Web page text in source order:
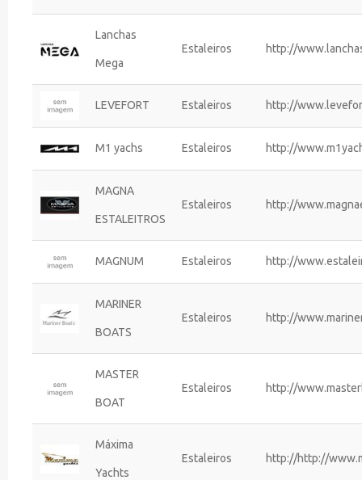
Lanchas
Mega
Estaleiros http://
LEVEFORT Estaleiros http://
M1 yachs Estaleiros http://
MAGNA
ESTALEITROS
Estaleiros http://
MAGNUM Estaleiros http://
MARINER
BOATS
Estaleiros http://
MASTER
BOAT
Estaleiros http://
Máxima
Yachts
Estaleiros http://http://